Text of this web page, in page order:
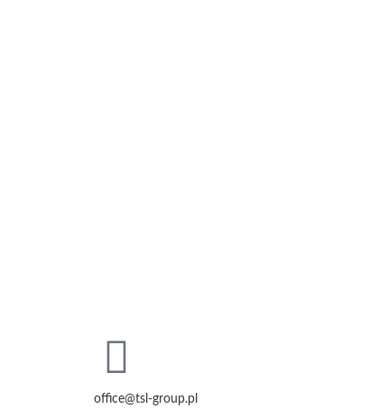
office@tsl-group.pl